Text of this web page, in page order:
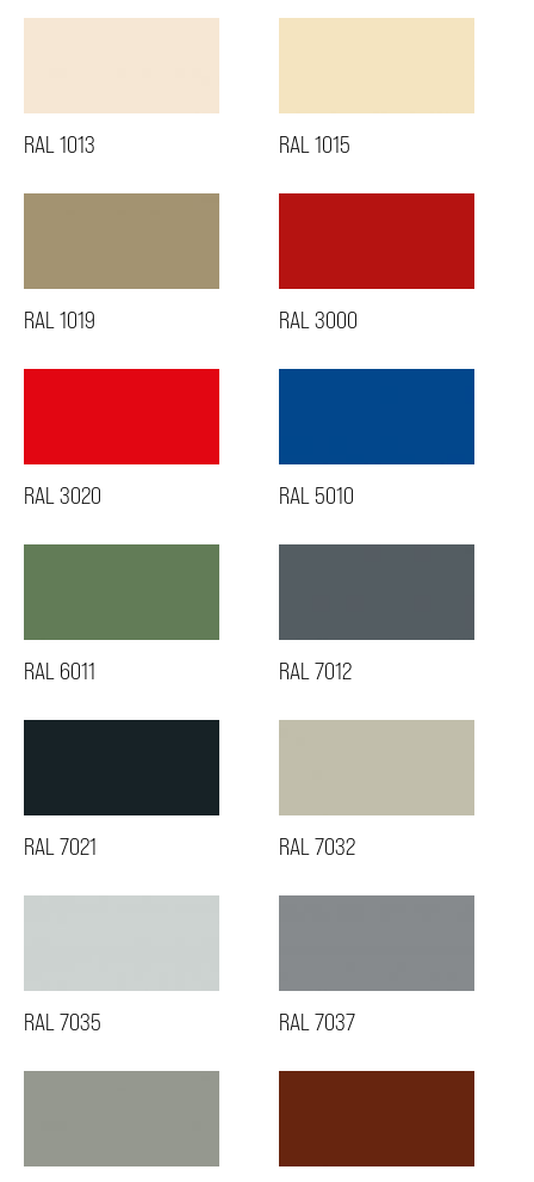
RAL 1013 RAL 1015
RAL 1019 RAL 3000
RAL 3020 RAL 5010
RAL 6011 RAL 7012
RAL 7021 RAL 7032
RAL 7035 RAL 7037